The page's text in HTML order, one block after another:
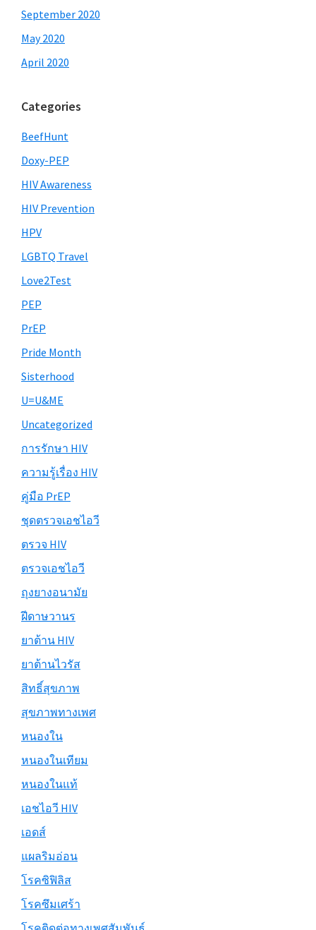
September 2020
May 2020
April 2020
Categories
BeefHunt
Doxy-PEP
HIV Awareness
HIV Prevention
HPV
LGBTQ Travel
Love2Test
PEP
PrEP
Pride Month
Sisterhood
U=U&ME
Uncategorized
การรักษา HIV
ความรู้เรื่อง HIV
คู่มือ PrEP
ชุดตรวจเอชไอวี
ตรวจ HIV
ตรวจเอชไอวี
ถุงยางอนามัย
ฝีดาษวานร
ยาต้าน HIV
ยาต้านไวรัส
สิทธิ์สุขภาพ
สุขภาพทางเพศ
หนองใน
หนองในเทียม
หนองในแท้
เอชไอวี HIV
เอดส์
แผลริมอ่อน
โรคซิฟิลิส
โรคซึมเศร้า